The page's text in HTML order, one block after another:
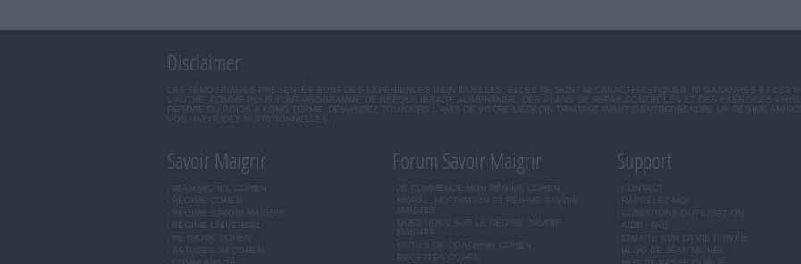
Disclaimer
LES TÉMOIGNAGES PRÉSENTÉS SONT DES EXPÉRIENCES INDIVIDUELLES. ELLES NE SONT NI CARACTÉRISTIQUES, NI GARANTIES ET LES
L'AUTRE. COMME POUR TOUT PROGRAMME DE RÉÉQUILIBRAGE ALIMENTAIRE, DES PLANS DE REPAS CONTRÔLÉS ET DES EXERCICES
PERDRE DU POIDS À LONG TERME. DEMANDEZ TOUJOURS L'AVIS DE VOTRE MÉDECIN TRAITANT AVANT D'ENTREPRENDRE UN RÉGIME
VOS HABITUDES NUTRITIONNELLES.
Savoir Maigrir
JEAN-MICHEL COHEN
RÉGIME COHEN
RÉGIME SAVOIR MAIGRIR
RÉGIME UNIVERSEL
ASTUCES JM COHEN
Forum Savoir Maigrir
JE COMMENCE MON RÉGIME COHEN
MORAL, MOTIVATION ET RÉGIME SAVOIR
MAIGRIR
QUESTIONS SUR LE RÉGIME SAVOIR
MAIGRIR
OUTILS DE COACHING COHEN
RECETTES COHEN
Support
CONTACT
RAPPELEZ-MOI
CONDITIONS D'UTILISATION
AIDE - FAQ
CHARTE SUR LA VIE PRIVÉE
BLOG DE JEAN MICHEL